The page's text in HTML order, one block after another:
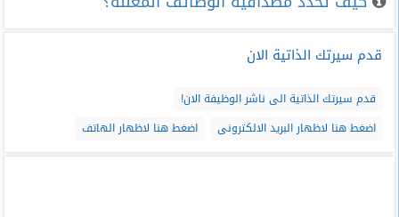
قدم سيرتك الذاتية الان
قدم سيرتك الذاتية الى ناشر الوظيفة الان!
اضغط هنا لاظهار البريد الالكترونى
اضغط هنا لاظهار الهاتف